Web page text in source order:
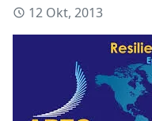
12 Okt, 2013